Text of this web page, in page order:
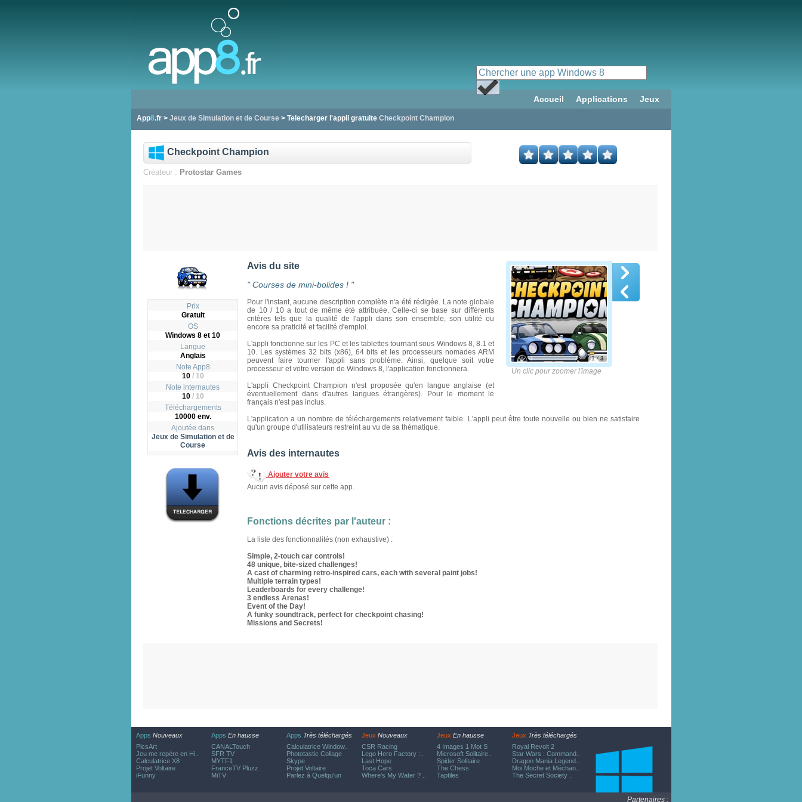
Accueil Applications Jeux
App8.fr > Jeux de Simulation et de Course> Telecharger l'appli gratuite Checkpoint Champion
Checkpoint Champion
Créateur : Protostar Games
Prix
Gratuit
OS
Windows 8 et 10
Langue
Anglais
Note App8
10 / 10
Note internautes
10 / 10
Téléchargements
10000 env.
Ajoutée dans
Jeux de Simulation et de
Course
1/ 3
Un clic pour zoomer l'image
Avis du site
" Courses de mini-bolides ! "
Pour l'instant, aucune description complète n'a été rédigée. La note globale
de 10 / 10 a tout de même été attribuée. Celle-ci se base sur différents
critères tels que la qualité de l'appli dans son ensemble, son utilité ou
encore sa praticité et facilité d'emploi.
L'appli fonctionne sur les PC et les tablettes tournant sous Windows 8, 8.1 et
10. Les systèmes 32 bits (x86), 64 bits et les processeurs nomades ARM
peuvent faire tourner l'appli sans problème. Ainsi, quelque soit votre
processeur et votre version de Windows 8, l'application fonctionnera.
L'appli Checkpoint Champion n'est proposée qu'en langue anglaise (et
éventuellement dans d'autres langues étrangères). Pour le moment le
français n'est pas inclus.
L'application a un nombre de téléchargements relativement faible. L'appli peut être toute nouvelle ou bien ne satisfaire
qu'un groupe d'utilisateurs restreint au vu de sa thématique.
Avis des internautes
Ajouter votre avis
Aucun avis déposé sur cette app.
Fonctions décrites par l'auteur :
La liste des fonctionnalités (non exhaustive) :
Simple, 2-touch car controls!
48 unique, bite-sized challenges!
A cast of charming retro-inspired cars, each with several paint jobs!
Multiple terrain types!
Leaderboards for every challenge!
3 endless Arenas!
Event of the Day!
A funky soundtrack, perfect for checkpoint chasing!
Missions and Secrets!
Apps Nouveaux
PicsArt
Jeu me repère en Hi..
Calculatrice X8
Projet Voltaire
iFunny
Apps En hausse
CANALTouch
SFR TV
MYTF1
FranceTV Pluzz
MiTV
Apps Très téléchargés
Calculatrice Window..
Phototastic Collage
Skype
Projet Voltaire
Parlez à Quelqu'un
Jeux Nouveaux
CSR Racing
Lego Hero Factory :..
Last Hope
Toca Cars
Where's My Water ? ..
Jeux En hausse
4 Images 1 Mot S
Microsoft Solitaire..
Spider Solitaire
The Chess
Taptiles
Jeux Très téléchargés
Royal Revolt 2
Star Wars : Command..
Dragon Mania Legend..
Moi Moche et Méchan..
The Secret Society ..
Partenaires :